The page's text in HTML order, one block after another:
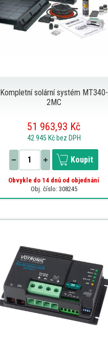
Kompletní solární systém MT340-
2MC
51 963,93 Kč
42 945 Kč bez DPH
Koupit
Obvykle do 14 dnů od objednání
Obj. číslo: 308245